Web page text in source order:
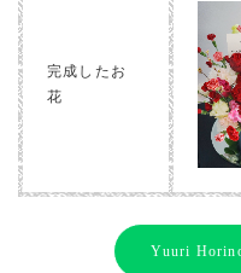
完成したお
花
Yuuri